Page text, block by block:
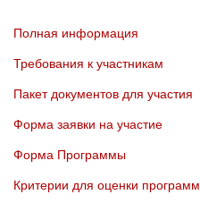
Полная информация
Требования к участникам
Пакет документов для участия
Форма заявки на участие
Форма Программы
Критерии для оценки